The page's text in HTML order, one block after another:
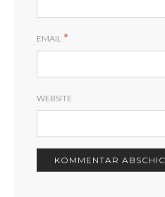
EMAIL *
WEBSITE